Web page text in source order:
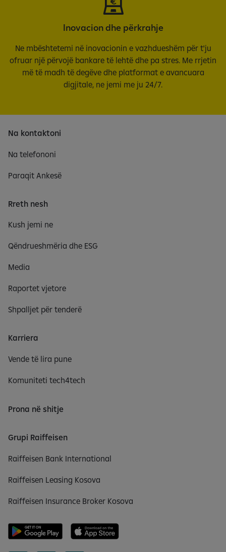
Inovacion dhe përkrahje
Ne mbështetemi në inovacionin e vazhdueshëm për t'ju
ofruar një përvojë bankare të lehtë dhe pa stres. Me rrjetin
më të madh të degëve dhe platformat e avancuara
digjitale, ne jemi me ju 24/7.
Na kontaktoni
Na telefononi
Paraqit Ankesë
Rreth nesh
Kush jemi ne
Qëndrueshmëria dhe ESG
Media
Raportet vjetore
Shpalljet për tenderë
Karriera
Vende të lira pune
Komuniteti tech4tech
Prona në shitje
Grupi Raiffeisen
Raiffeisen Bank International
Raiffeisen Leasing Kosova
Raiffeisen Insurance Broker Kosova